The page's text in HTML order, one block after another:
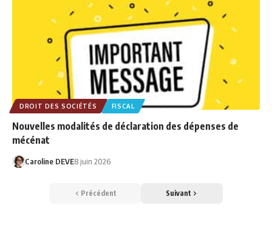
DROIT DES SOCIÉTÉS FISCAL
Nouvelles modalités de déclaration des dépenses de
mécénat
Caroline DEVE8 juin 2026
Précédent Suivant